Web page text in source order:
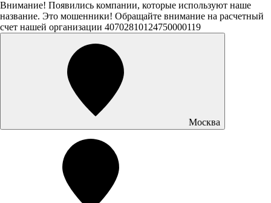
Внимание! Появились компании, которые используют наше
название. Это мошенники! Обращайте внимание на расчетный
счет нашей организации 40702810124750000119
Москва